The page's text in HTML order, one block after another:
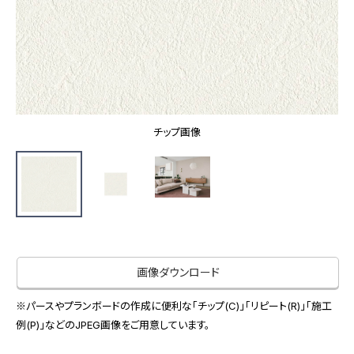
ノンワックス床タイル
壁紙機能性ガイド
モデルハウス
新築戸建・マンション
#リリカラのある暮らし
ショールーム
ショールーム トップ
東京ショールーム
大阪ショールーム
お客様サポート
お客様サポート トップ
画像ダウンロード
お役立ち資料
サンプル・カタログ請求／お問い合わせ（ビジネスのお客様）
非住宅案件に関するお問い合わせ
スペースソリューション事業
オフィスソリューション事業
会社情報
チップ画像
画像ダウンロード
※パースやプランボードの作成に便利な「チップ(C)」「リピート(R)」「施工
例(P)」などのJPEG画像をご用意しています。